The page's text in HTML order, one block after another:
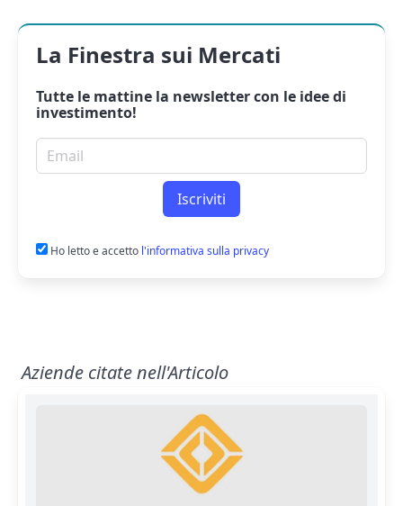
La Finestra sui Mercati
Tutte le mattine la newslettercon le idee di
investimento!
Email per newsletter
Iscriviti
Ho letto e accetto l'informativa sulla privacy
Aziende citate nell'Articolo